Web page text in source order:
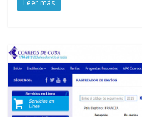
Leer más